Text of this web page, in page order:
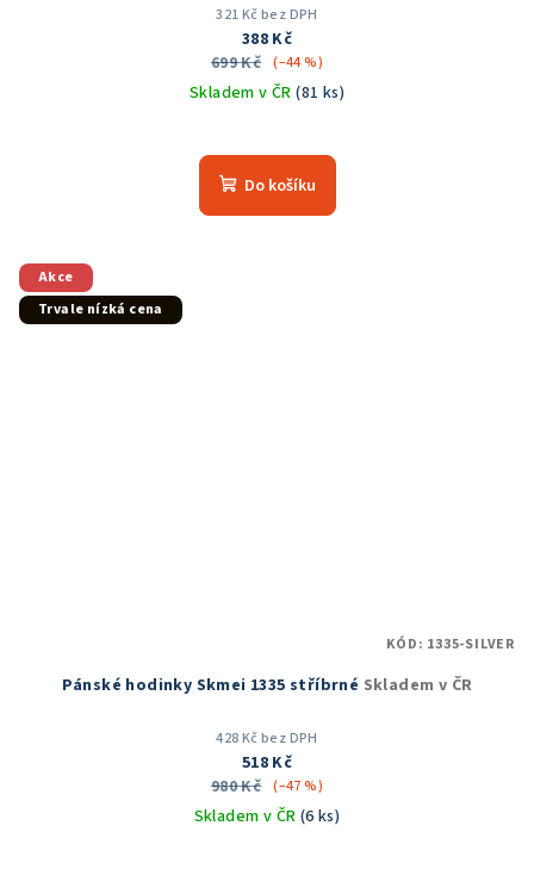
321 Kč bez DPH
388 Kč
699 Kč (–44 %)
Skladem v ČR(81 ks)
hodnocení
produktu
Do košíku
Akce
Trvale nízká cena
Pánské hodinky Skmei 1335 stříbrné Skladem v ČR
428 Kč bez DPH
518 Kč
980 Kč (–47 %)
Skladem v ČR (6 ks)
KÓD: 1335-SILVER